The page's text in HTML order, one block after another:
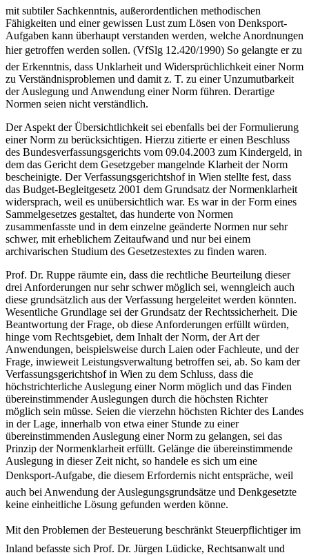
mit subtiler Sachkenntnis, außerordentlichen methodischen
Fähigkeiten und einer gewissen Lust zum Lösen von Denksport-
Aufgaben kann überhaupt verstanden werden, welche Anordnungen
hier getroffen werden sollen. (VfSlg 12.420/1990) So gelangte er zu
der Erkenntnis, dass Unklarheit und Widersprüchlichkeit einer Norm
zu Verständnisproblemen und damit z. T. zu einer Unzumutbarkeit
der Auslegung und Anwendung einer Norm führen. Derartige
Normen seien nicht verständlich.
Der Aspekt der Übersichtlichkeit sei ebenfalls bei der Formulierung
einer Norm zu berücksichtigen. Hierzu zitierte er einen Beschluss
des Bundesverfassungsgerichts vom 09.04.2003 zum Kindergeld, in
dem das Gericht dem Gesetzgeber mangelnde Klarheit der Norm
bescheinigte. Der Verfassungsgerichtshof in Wien stellte fest, dass
das Budget-Begleitgesetz 2001 dem Grundsatz der Normenklarheit
widersprach, weil es unübersichtlich war. Es war in der Form eines
Sammelgesetzes gestaltet, das hunderte von Normen
zusammenfasste und in dem einzelne geänderte Normen nur sehr
schwer, mit erheblichem Zeitaufwand und nur bei einem
archivarischen Studium des Gesetzestextes zu finden waren.
Prof. Dr. Ruppe räumte ein, dass die rechtliche Beurteilung dieser
drei Anforderungen nur sehr schwer möglich sei, wenngleich auch
diese grundsätzlich aus der Verfassung hergeleitet werden könnten.
Wesentliche Grundlage sei der Grundsatz der Rechtssicherheit. Die
Beantwortung der Frage, ob diese Anforderungen erfüllt würden,
hinge vom Rechtsgebiet, dem Inhalt der Norm, der Art der
Anwendungen, beispielsweise durch Laien oder Fachleute, und der
Frage, inwieweit Leistungsverwaltung betroffen sei, ab. So kam der
Verfassungsgerichtshof in Wien zu dem Schluss, dass die
höchstrichterliche Auslegung einer Norm möglich und das Finden
übereinstimmender Auslegungen durch die höchsten Richter
möglich sein müsse. Seien die vierzehn höchsten Richter des Landes
in der Lage, innerhalb von etwa einer Stunde zu einer
übereinstimmenden Auslegung einer Norm zu gelangen, sei das
Prinzip der Normenklarheit erfüllt. Gelänge die übereinstimmende
Auslegung in dieser Zeit nicht, so handele es sich um eine
Denksport-Aufgabe, die diesem Erfordernis nicht entspräche, weil
auch bei Anwendung der Auslegungsgrundsätze und Denkgesetzte
keine einheitliche Lösung gefunden werden könne.
Mit den Problemen der Besteuerung beschränkt Steuerpflichtiger im
Inland befasste sich Prof. Dr. Jürgen Lüdicke, Rechtsanwalt und